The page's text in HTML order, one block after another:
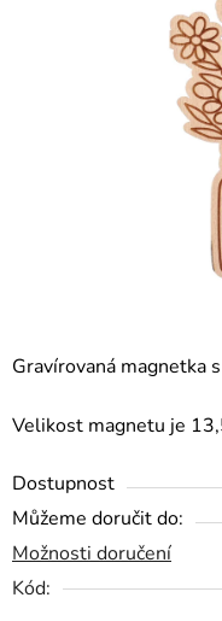
Gravírovaná magnetka
Velikost magnetu je
Dostupnost
Můžeme doručit do:
Možnosti doručení
Kód: